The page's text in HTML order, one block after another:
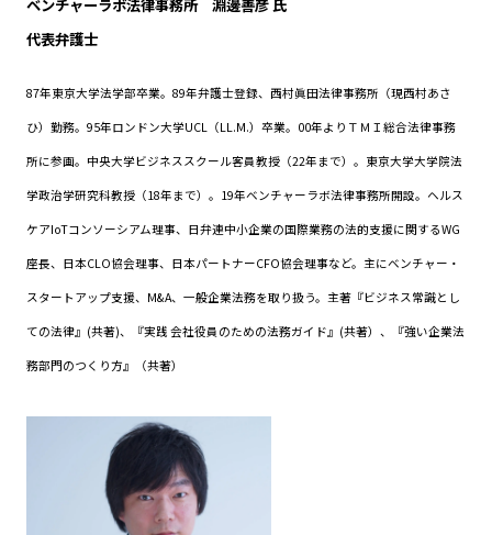
ベンチャーラボ法律事務所 淵邊善彦 氏
代表弁護士
87年東京大学法学部卒業。89年弁護士登録、西村眞田法律事務所（現西村あさ
ひ）勤務。95年ロンドン大学UCL（LL.M.）卒業。00年よりＴＭＩ総合法律事務
所に参画。中央大学ビジネススクール客員教授（22年まで）。東京大学大学院法
学政治学研究科教授（18年まで）。19年ベンチャーラボ法律事務所開設。ヘルス
ケアIoTコンソーシアム理事、日弁連中小企業の国際業務の法的支援に関するWG
座長、日本CLO協会理事、日本パートナーCFO協会理事など。主にベンチャー・
スタートアップ支援、M&A、一般企業法務を取り扱う。主著『ビジネス常識とし
ての法律』(共著)、『実践 会社役員のための法務ガイド』(共著）、『強い企業法
務部門のつくり方』（共著）